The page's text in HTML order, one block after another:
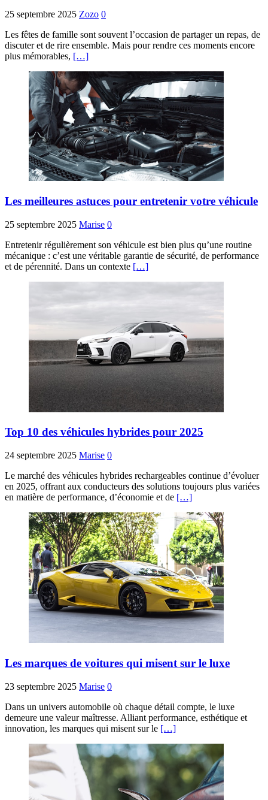
25 septembre 2025 Zozo 0
Les fêtes de famille sont souvent l’occasion de partager un repas, de
discuter et de rire ensemble. Mais pour rendre ces moments encore
plus mémorables, […]
Les meilleures astuces pour entretenir votre véhicule
25 septembre 2025 Marise 0
Entretenir régulièrement son véhicule est bien plus qu’une routine
mécanique : c’est une véritable garantie de sécurité, de performance
et de pérennité. Dans un contexte […]
Top 10 des véhicules hybrides pour 2025
24 septembre 2025 Marise 0
Le marché des véhicules hybrides rechargeables continue d’évoluer
en 2025, offrant aux conducteurs des solutions toujours plus variées
en matière de performance, d’économie et de […]
Les marques de voitures qui misent sur le luxe
23 septembre 2025 Marise 0
Dans un univers automobile où chaque détail compte, le luxe
demeure une valeur maîtresse. Alliant performance, esthétique et
innovation, les marques qui misent sur le […]